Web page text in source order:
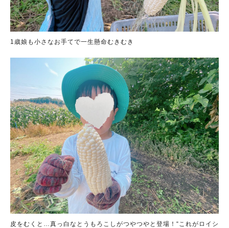
1歳娘も小さなお手てで一生懸命むきむき
皮をむくと…真っ白なとうもろこしがつやつやと登場！“これがロイシ